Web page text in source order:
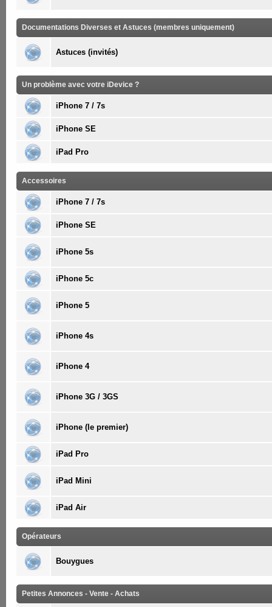
Documentations Diverses et Astuces (membres uniquement)
Astuces (invités)
Un problème avec votre iDevice ?
iPhone 7 / 7s
iPhone SE
iPad Pro
Accessoires
iPhone 7 / 7s
iPhone SE
iPhone 5s
iPhone 5c
iPhone 5
iPhone 4s
iPhone 4
iPhone 3G / 3GS
iPhone (le premier)
iPad Pro
iPad Mini
iPad Air
Opérateurs
Bouygues
Petites Annonces - Vente - Achats